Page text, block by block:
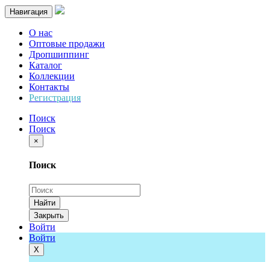
Навигация
О нас
Оптовые продажи
Дропшиппинг
Каталог
Коллекции
Контакты
Регистрация
Поиск
Поиск
×
Поиск
Найти
Закрыть
Войти
Войти
Х